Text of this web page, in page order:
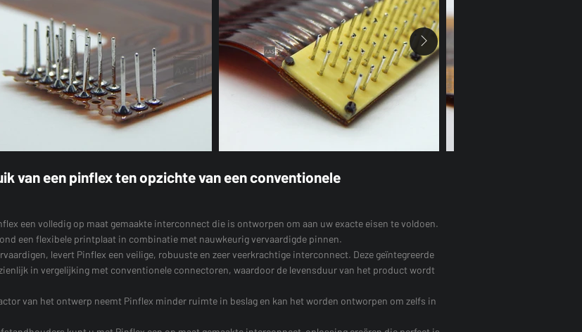
van een pinflex ten opzichte van een conventionele
een volledig op maat gemaakte interconnect die is ontworpen om aan uw exacte eisen te voldoen.
een flexibele printplaat in combinatie met nauwkeurig vervaardigde pinnen.
levert Pinflex een veilige, robuuste en zeer veerkrachtige interconnect. Deze geïntegreerde
in vergelijking met conventionele connectoren, waardoor de levensduur van het product wordt
van het ontwerp neemt Pinflex minder ruimte in beslag en kan het worden ontworpen om zelfs in